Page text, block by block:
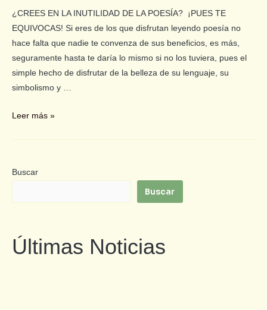
¿CREES EN LA INUTILIDAD DE LA POESÍA? ¡PUES TE
EQUIVOCAS! Si eres de los que disfrutan leyendo poesía no
hace falta que nadie te convenza de sus beneficios, es más,
seguramente hasta te daría lo mismo si no los tuviera, pues el
simple hecho de disfrutar de la belleza de su lenguaje, su
simbolismo y …
Leer más »
Buscar
Buscar
Últimas Noticias